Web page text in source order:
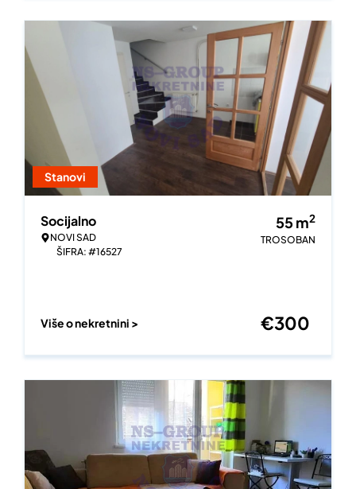
Stanovi
Socijalno
NOVI SAD
ŠIFRA: #16527
55m2
TROSOBAN
Više o nekretnini > €300